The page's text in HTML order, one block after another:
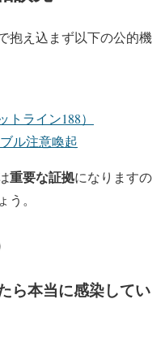
抱え込まず以下の公的機
ライン188）
ル注意喚起
重要な証拠になりますの
。
ら本当に感染してい